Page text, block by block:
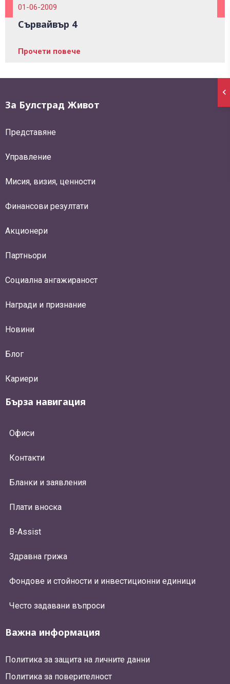
01-06-2009
Сървайвър 4
Прочети повече
За Булстрад Живот
Представяне
Управление
Мисия, визия, ценности
Финансови резултати
Акционери
Партньори
Социална ангажираност
Награди и признание
Новини
Блог
Кариери
Бърза навигация
Офиси
Контакти
Бланки и заявления
Плати вноска
B-Assist
Здравна грижа
Фондове и стойности и инвестиционни единици
Често задавани въпроси
Важна информация
Политика за защита на личните данни
Политика за поверителност